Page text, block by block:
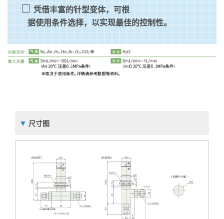
凭借丰富的针型变体，可根
据使用条件选择，以实现最佳的控制性。
尺寸图